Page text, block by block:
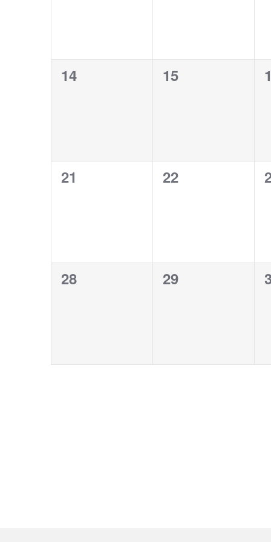
0
14
0
15
0
0
21
0
22
0
0
28
0
29
0